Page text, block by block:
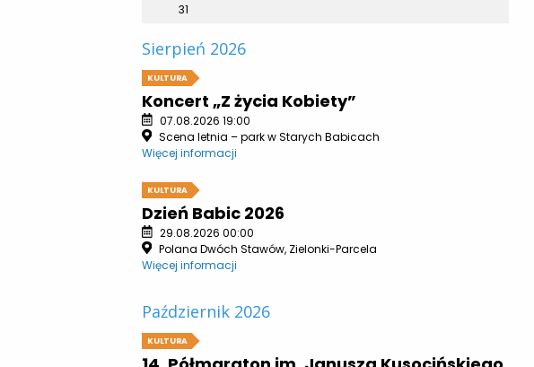
31
Sierpień 2026
KULTURA
Koncert „Z życia Kobiety”
07.08.2026 19:00
Scena letnia – park w Starych Babicach
Więcej informacji
KULTURA
Dzień Babic 2026
29.08.2026 00:00
Polana Dwóch Stawów, Zielonki-Parcela
Więcej informacji
Październik 2026
KULTURA